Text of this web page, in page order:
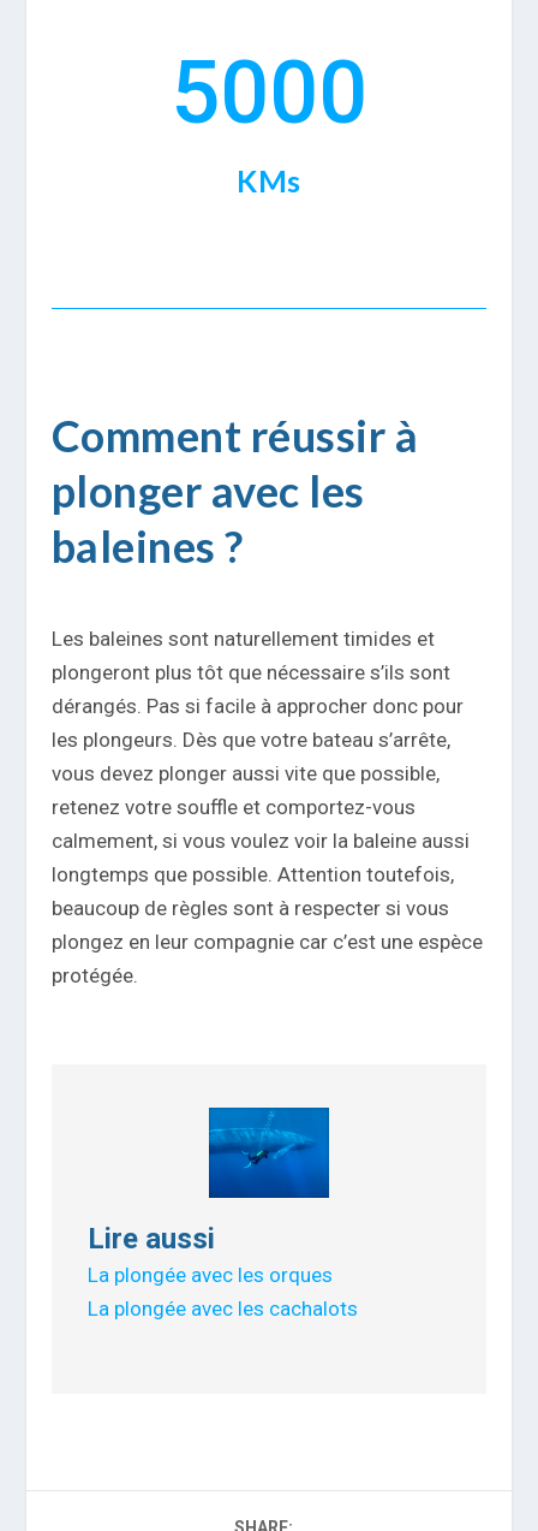
5000
KMs
Comment réussir à
plonger avec les
baleines ?
Les baleines sont naturellement timides et
plongeront plus tôt que nécessaire s’ils sont
dérangés. Pas si facile à approcher donc pour
les plongeurs. Dès que votre bateau s’arrête,
vous devez plonger aussi vite que possible,
retenez votre souffle et comportez-vous
calmement, si vous voulez voir la baleine aussi
longtemps que possible. Attention toutefois,
beaucoup de règles sont à respecter si vous
plongez en leur compagnie car c’est une espèce
protégée.
Lire aussi
La plongée avec les orques
La plongée avec les cachalots